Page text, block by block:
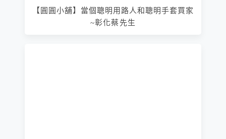
【圓圓小舖】當個聰明用路人和聰明手套買家
~彰化蔡先生